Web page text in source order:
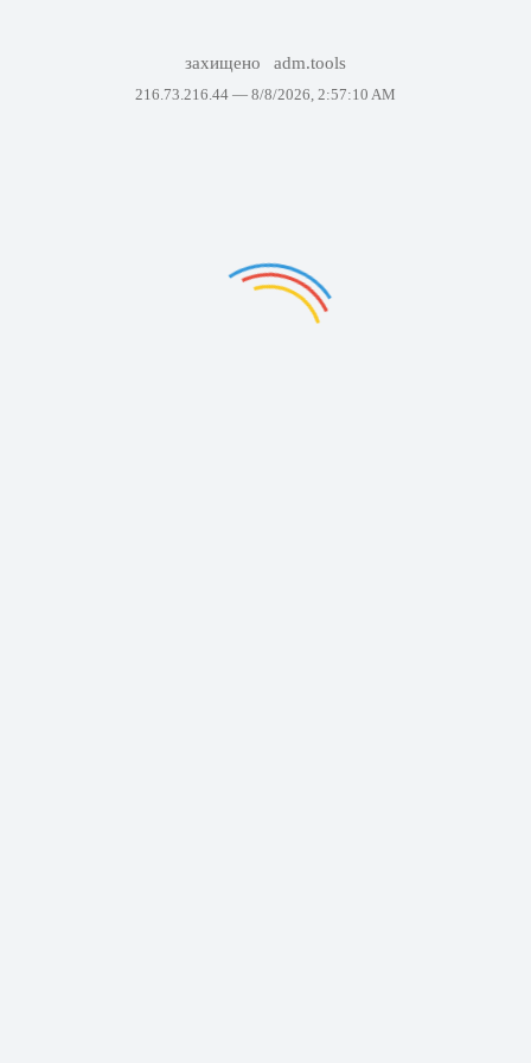
захищено adm.tools
216.73.216.44 — 8/8/2026, 2:57:10 AM